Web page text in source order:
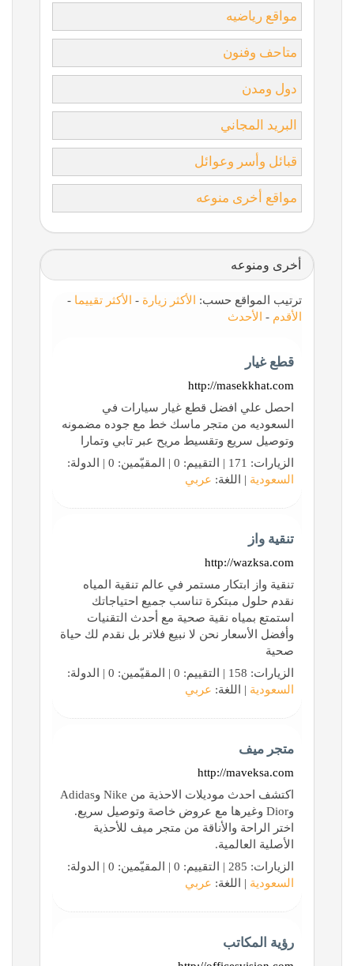
مواقع رياضيه
متاحف وفنون
دول ومدن
البريد المجاني
قبائل وأسر وعوائل
مواقع أخرى منوعه
أخرى ومنوعه
ترتيب المواقع حسب: الأكثر زيارة - الأكثر تقييما -
الأقدم - الأحدث
قطع غيار
http://masekkhat.com
احصل علي افضل قطع غيار سيارات في
السعوديه من متجر ماسك خط مع جوده مضمونه
وتوصيل سريع وتقسيط مريح عبر تابي وتمارا
الزيارات: 171 | التقييم: 0 | المقيّمين: 0 | الدولة:
السعودية | اللغة: عربي
تنقية واز
http://wazksa.com
تنقية واز ابتكار مستمر في عالم تنقية المياه
نقدم حلول مبتكرة تناسب جميع احتياجاتك
استمتع بمياه نقية صحية مع أحدث التقنيات
وأفضل الأسعار نحن لا نبيع فلاتر بل نقدم لك حياة
صحية
الزيارات: 158 | التقييم: 0 | المقيّمين: 0 | الدولة:
السعودية | اللغة: عربي
متجر ميف
http://maveksa.com
اكتشف احدث موديلات الاحذية من Nike وAdidas
وDior وغيرها مع عروض خاصة وتوصيل سريع.
اختر الراحة والأناقة من متجر ميف للأحذية
الأصلية العالمية.
الزيارات: 285 | التقييم: 0 | المقيّمين: 0 | الدولة:
السعودية | اللغة: عربي
رؤية المكاتب